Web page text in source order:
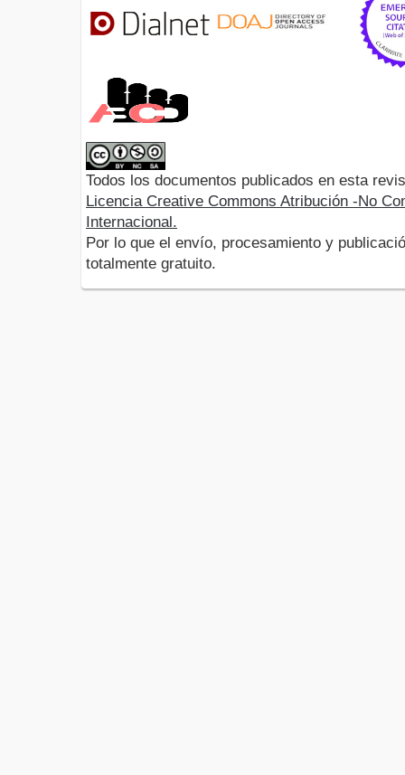
Todos los documentos publicados en esta
Licencia Creative Commons Atribución -No
Internacional.
Por lo que el envío, procesamiento y
totalmente gratuito.